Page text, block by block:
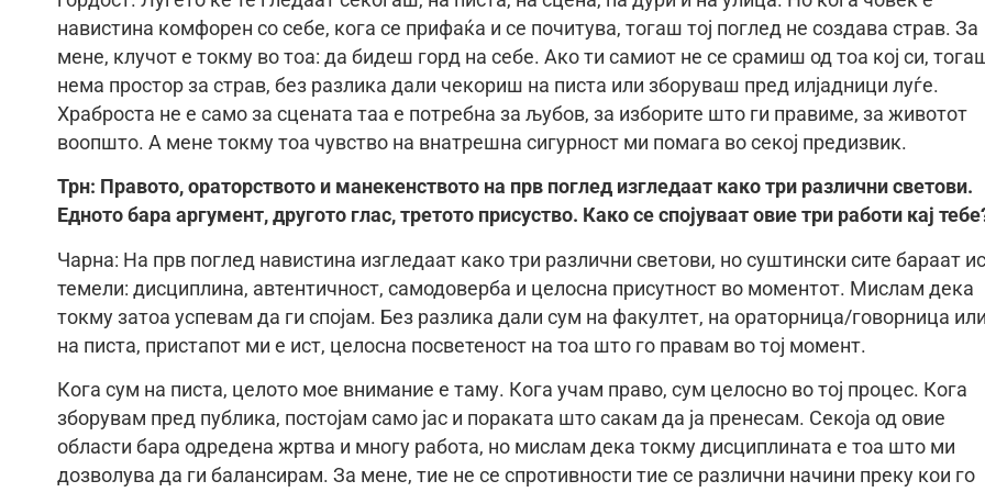
навистина комфорен со себе, кога се прифаќа и се почитува, тогаш тој поглед не создава страв. За
мене, клучот е токму во тоа: да бидеш горд на себе. Ако ти самиот не се срамиш од тоа кој си,
нема простор за страв, без разлика дали чекориш на писта или зборуваш пред илјадници луѓе.
Храброста не е само за сцената таа е потребна за љубов, за изборите што ги правиме, за животот
воопшто. А мене токму тоа чувство на внатрешна сигурност ми помага во секој предизвик.
Трн: Правото, ораторството и манекенството на прв поглед изгледаат како три различни светови.
Едното бара аргумент, другото глас, третото присуство. Како се спојуваат овие три работи кај
Чарна: На прв поглед навистина изгледаат како три различни светови, но суштински сите бараат
темели: дисциплина, автентичност, самодоверба и целосна присутност во моментот. Мислам дека
токму затоа успевам да ги спојам. Без разлика дали сум на факултет, на ораторница/говорница или
на писта, пристапот ми е ист, целосна посветеност на тоа што го правам во тој момент.
Кога сум на писта, целото мое внимание е таму. Кога учам право, сум целосно во тој процес. Кога
зборувам пред публика, постојам само јас и пораката што сакам да ја пренесам. Секоја од овие
области бара одредена жртва и многу работа, но мислам дека токму дисциплината е тоа што ми
дозволува да ги балансирам. За мене, тие не се спротивности тие се различни начини преку кои го